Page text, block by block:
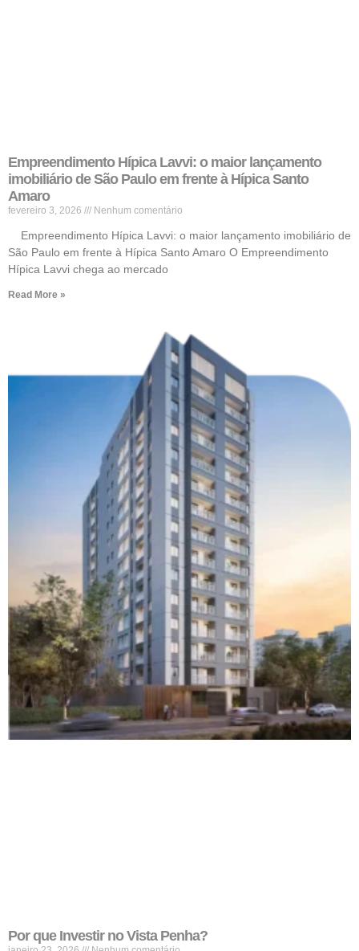
Empreendimento Hípica Lavvi: o maior lançamento
imobiliário de São Paulo em frente à Hípica Santo
Amaro
fevereiro 3, 2026 Nenhum comentário
Empreendimento Hípica Lavvi: o maior lançamento imobiliário de
São Paulo em frente à Hípica Santo Amaro O Empreendimento
Hípica Lavvi chega ao mercado
Read More »
Por que Investir no Vista Penha?